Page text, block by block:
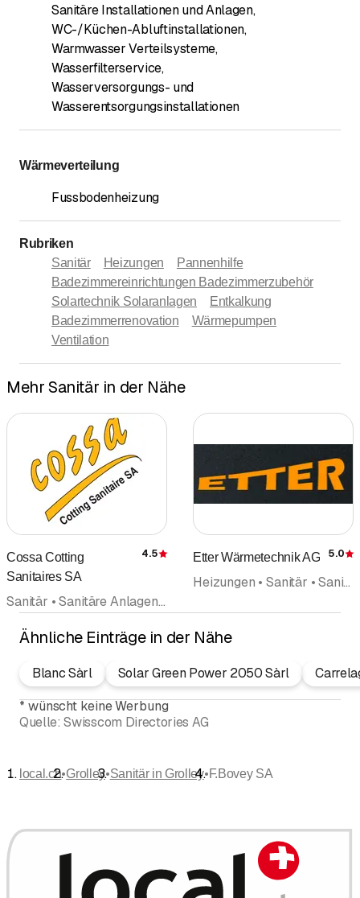
Sanitäre Installationen und Anlagen,
WC-/Küchen-Abluftinstallationen,
Warmwasser Verteilsysteme,
Wasserfilterservice,
Wasserversorgungs- und
Wasserentsorgungsinstallationen
Wärmeverteilung
Fussbodenheizung
Rubriken
Sanitär
Heizungen
Pannenhilfe
Badezimmereinrichtungen Badezimmerzubehör
Solartechnik Solaranlagen
Entkalkung
Badezimmerrenovation
Wärmepumpen
Ventilation
Mehr Sanitär in der Nähe
Cossa Cotting
Sanitaires SA
Bewertung
4.5
Sanitär • Sanitäre Anlagen und Installationen • Heizungen • Wärmepumpen • Pannenhilfe • Kesselbau Kesselunterhalt • Badezimmerrenovation • Boilerentkalkung • Sanitärnotfalldienst
Etter Wärmetechnik AG 5.0
Heizungen • Sanitär • Sanitäre Anlagen und Installationen • Wärmepumpen • Oelfeuerungen • Lüftung • Haustechnik • Gebäudetechnik
Ähnliche Einträge in der Nähe
Blanc Sàrl Solar Green Power 2050 Sàrl
* wünscht keine Werbung
Quelle: Swisscom Directories AG
local.ch•Grolley•Sanitär in Grolley•F.Bovey SA